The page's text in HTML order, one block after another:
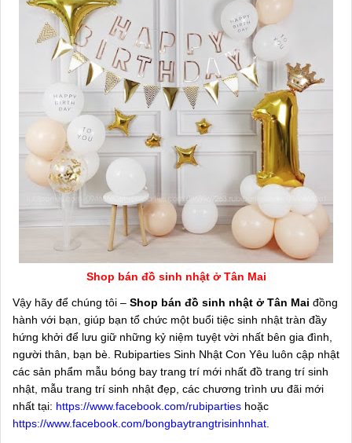
Shop bán đồ sinh nhật ở Tân Mai
Vậy hãy để chúng tôi – Shop bán đồ sinh nhật ở Tân Mai đồng
hành với bạn, giúp bạn tổ chức một buổi tiệc sinh nhật tràn đầy
hứng khởi để lưu giữ những kỷ niệm tuyệt vời nhất bên gia đình,
người thân, bạn bè. Rubiparties Sinh Nhật Con Yêu luôn cập nhật
các sản phẩm mẫu bóng bay trang trí mới nhất đồ trang trí sinh
nhật, mẫu trang trí sinh nhật đẹp, các chương trình ưu đãi mới
nhất tại: https://www.facebook.com/rubiparties hoặc
https://www.facebook.com/bongbaytrangtrisinhnhat